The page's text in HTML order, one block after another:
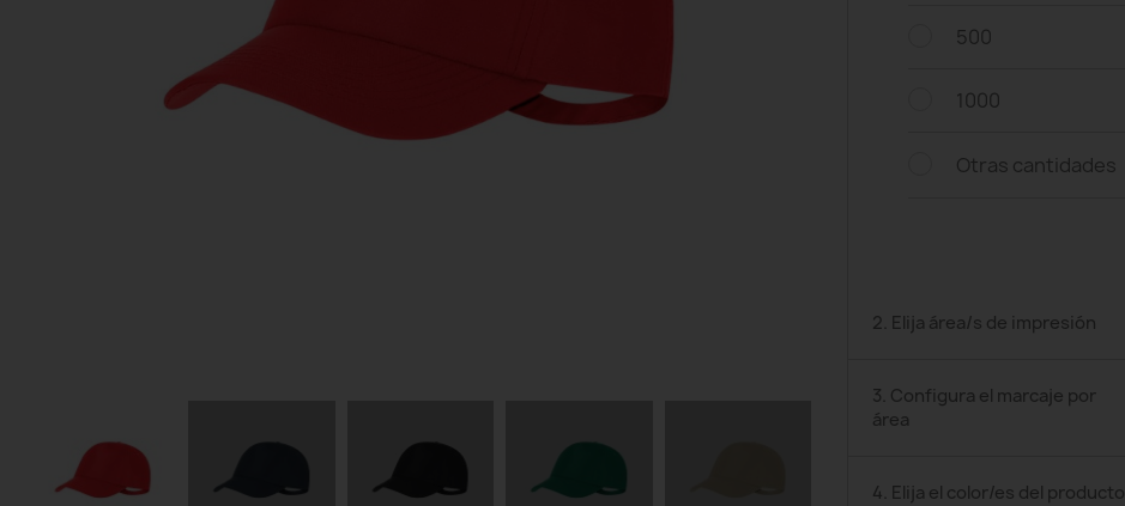
500
1000
Otras cantidades
2. Elija área/s de impresión
3. Configura el marcaje por
área
4. Elija el color/es del producto